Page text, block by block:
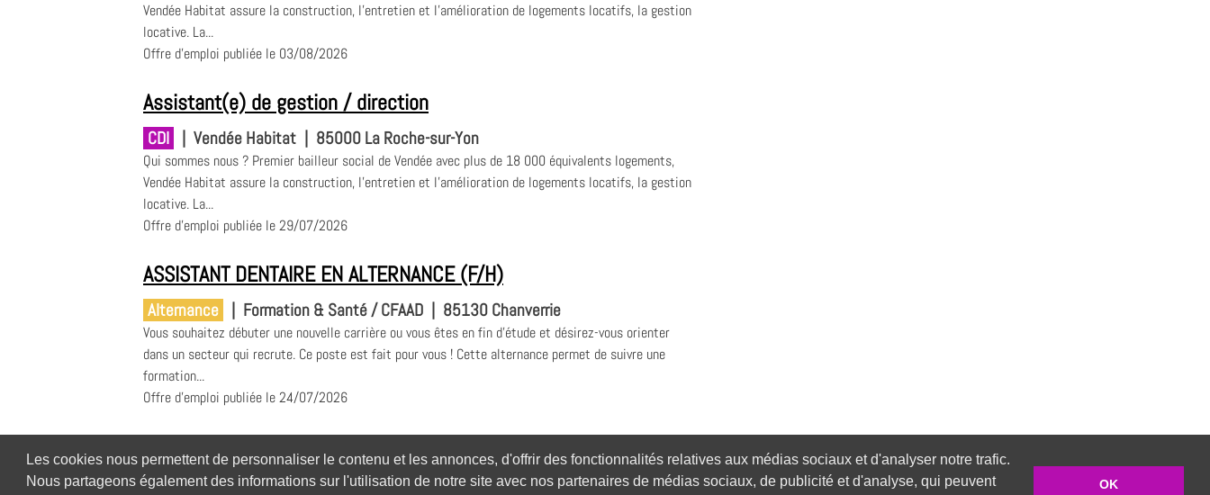
Les cookies nous permettent de personnaliser le contenu et les annonces, d'offrir des fonctionnalités relatives aux médias sociaux et d'analyser notre trafic.
Nous partageons également des informations sur l'utilisation de notre site avec nos partenaires de médias sociaux, de publicité et d'analyse, qui peuvent
OK
Vendée Habitat assure la construction, l’entretien et l’amélioration de logements locatifs, la gestion
locative. La...
Offre d'emploi publiée le 03/08/2026
Assistant(e) de gestion / direction
CDI | Vendée Habitat | 85000 La Roche-sur-Yon
Qui sommes nous ? Premier bailleur social de Vendée avec plus de 18 000 équivalents logements,
Vendée Habitat assure la construction, l’entretien et l’amélioration de logements locatifs, la gestion
locative. La...
Offre d'emploi publiée le 29/07/2026
ASSISTANT DENTAIRE EN ALTERNANCE (F/H)
Alternance | Formation & Santé / CFAAD | 85130 Chanverrie
Vous souhaitez débuter une nouvelle carrière ou vous êtes en fin d’étude et désirez-vous orienter
dans un secteur qui recrute. Ce poste est fait pour vous ! Cette alternance permet de suivre une
formation...
Offre d'emploi publiée le 24/07/2026